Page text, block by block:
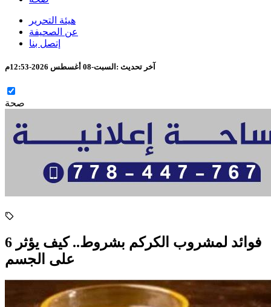
هيئة التحرير
عن الصحيفة
إتصل بنا
آخر تحديث : السبت-08 أغسطس 2026-12:53م
صحة
6 فوائد لمشروب الكركم بشروط.. كيف يؤثر
على الجسم